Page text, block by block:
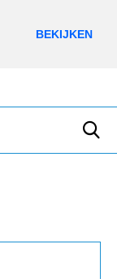
BEKIJKEN